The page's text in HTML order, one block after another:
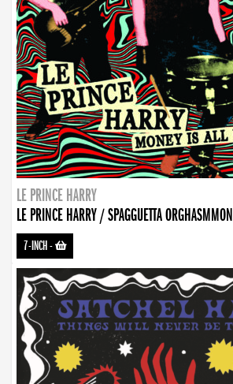
LE PRINCE HARRY
LE PRINCE HARRY / SPAGGUETTA
7-INCH-